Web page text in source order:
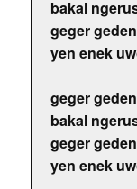
bakal
geger
yen enek
geger
bakal
geger
yen enek